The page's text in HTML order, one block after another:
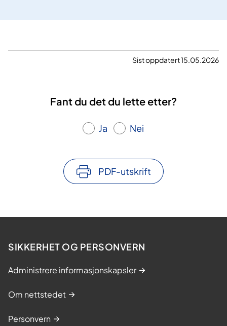
Sist oppdatert 15.05.2026
Fant du det du lette etter?
Ja Nei
PDF-utskrift
SIKKERHET OG PERSONVERN
Administrere informasjonskapsler
Om nettstedet
Personvern